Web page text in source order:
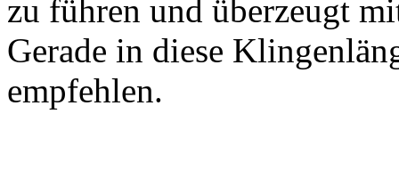
zu führen und überzeugt
Gerade in diese
empfehlen.